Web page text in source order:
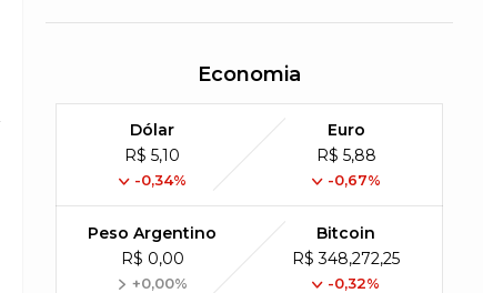
Economia
Dólar
R$ 5,10
-0,34%
Euro
R$ 5,88
-0,67%
Peso Argentino
R$ 0,00
+0,00%
Bitcoin
R$ 348,272,25
-0,32%